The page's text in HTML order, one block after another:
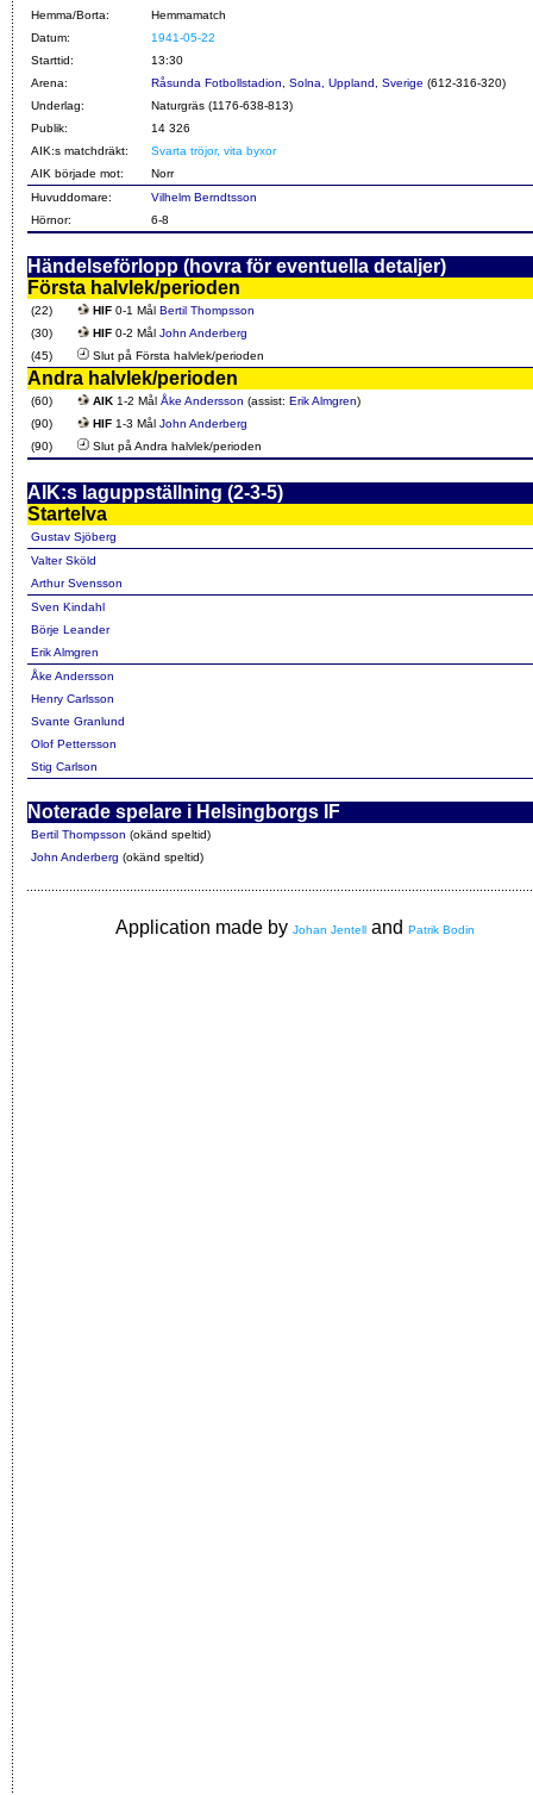
Hemma/Borta:
Hemmamatch
Datum:
1941-05-22
Starttid:
13:30
Arena:
Råsunda Fotbollstadion, Solna, Uppland, Sverige (612-316-320)
Underlag:
Naturgräs (1176-638-813)
Publik:
14 326
AIK:s matchdräkt:
Svarta tröjor, vita byxor
AIK började mot:
Norr
Huvuddomare:
Vilhelm Berndtsson
Hörnor:
6-8
Händelseförlopp (hovra för eventuella detaljer)
Första halvlek/perioden
(22) HIF 0-1 Mål Bertil Thompsson
(30)
HIF 0-2 Mål John Anderberg
(45)
Slut på Första halvlek/perioden
Andra halvlek/perioden
(60) AIK 1-2 Mål Åke Andersson (assist: Erik Almgren)
(90)
HIF 1-3 Mål John Anderberg
(90)
Slut på Andra halvlek/perioden
AIK:s laguppställning (2-3-5)
Startelva
Gustav Sjöberg
Valter Sköld
Arthur Svensson
Sven Kindahl
Börje Leander
Erik Almgren
Åke Andersson
Henry Carlsson
Svante Granlund
Olof Pettersson
Stig Carlson
Noterade spelare i Helsingborgs IF
Bertil Thompsson (okänd speltid)
John Anderberg (okänd speltid)
Application made by Johan Jentell and Patrik Bodin